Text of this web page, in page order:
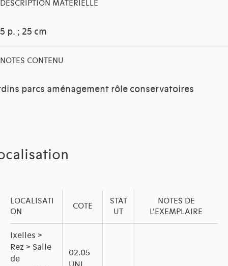
DESCRIPTION MATÉRIELLE
p. ; 25 cm
NOTES CONTENU
parcs aménagement rôle conservatoires
LOCALISATI
ON
COTE
STAT
UT
NOTES DE
L'EXEMPLAIRE
Ixelles >
Rez > Salle
de
02.05